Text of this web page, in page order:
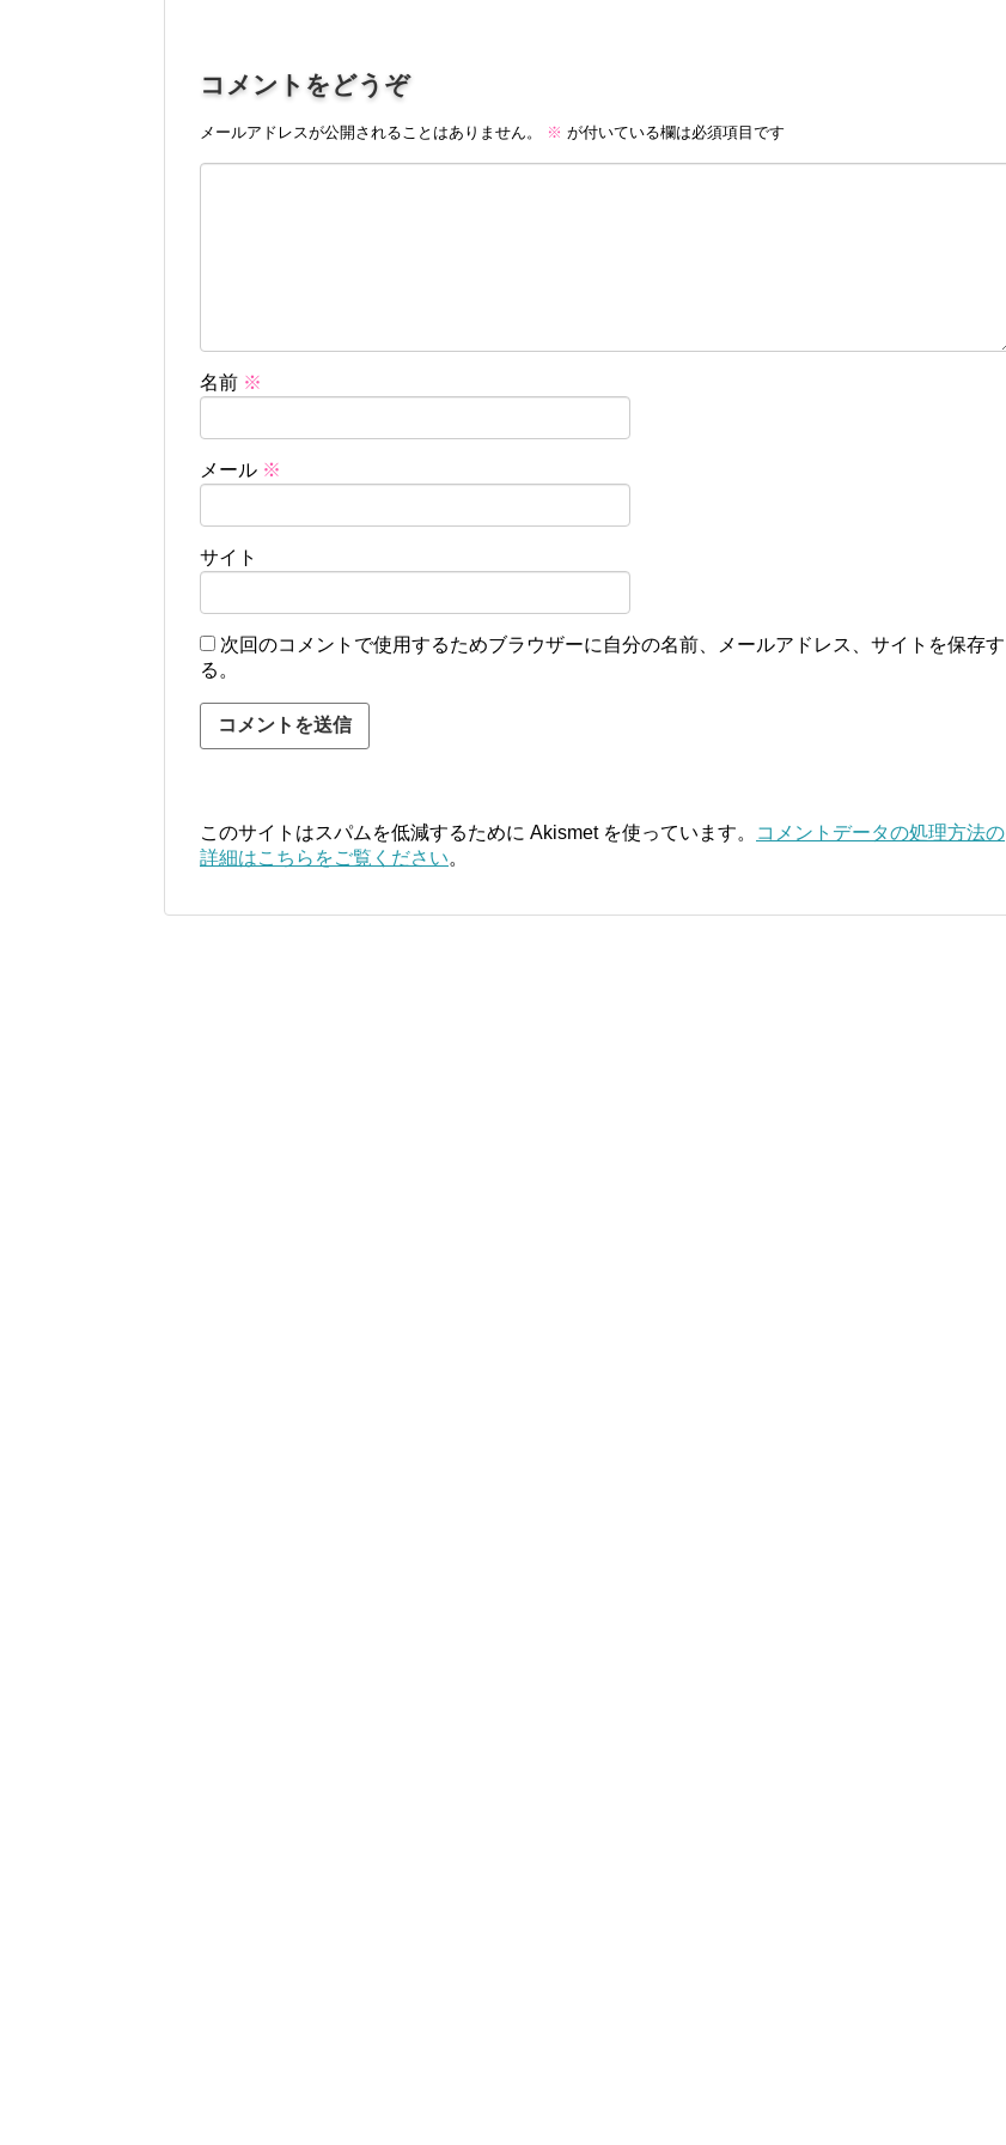
コメントをどうぞ
メールアドレスが公開されることはありません。 ※ が付いている欄は必須項目です
名前 ※
メール ※
サイト
次回のコメントで使用するためブラウザーに自分の名前、メールアドレス、サイトを保存す
る。
このサイトはスパムを低減するために Akismet を使っています。
コメントデータの処理方法の
詳細はこちらをご覧ください。